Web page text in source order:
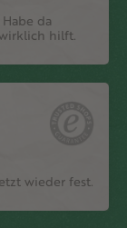
da
hilft.
wieder fest.